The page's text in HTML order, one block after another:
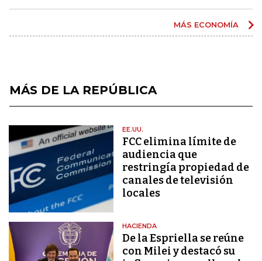
MÁS ECONOMÍA
MÁS DE LA REPÚBLICA
EE.UU.
FCC elimina límite de
audiencia que
restringía propiedad de
canales de televisión
locales
HACIENDA
De la Espriella se reúne
con Milei y destacó su